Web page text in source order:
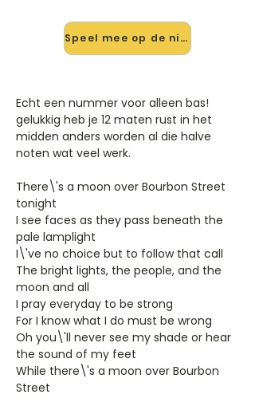
Speel mee op de nieuwe site →
Echt een nummer voor alleen bas!
gelukkig heb je 12 maten rust in het
midden anders worden al die halve
noten wat veel werk.
There\'s a moon over Bourbon Street
tonight
I see faces as they pass beneath the
pale lamplight
I\'ve no choice but to follow that call
The bright lights, the people, and the
moon and all
I pray everyday to be strong
For I know what I do must be wrong
Oh you\'ll never see my shade or hear
the sound of my feet
While there\'s a moon over Bourbon
Street